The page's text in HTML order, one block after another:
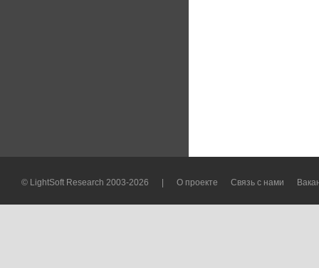
© LightSoft Research 2003-2026 О проекте Связь с нами